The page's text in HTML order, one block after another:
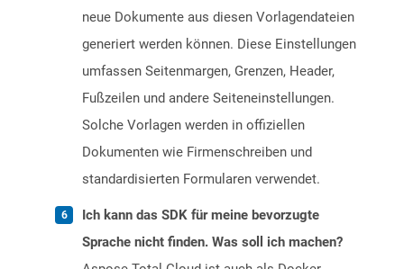
neue Dokumente aus diesen Vorlagendateien
generiert werden können. Diese Einstellungen
umfassen Seitenmargen, Grenzen, Header,
Fußzeilen und andere Seiteneinstellungen.
Solche Vorlagen werden in offiziellen
Dokumenten wie Firmenschreiben und
standardisierten Formularen verwendet.
Ich kann das SDK für meine bevorzugte
Sprache nicht finden. Was soll ich machen?